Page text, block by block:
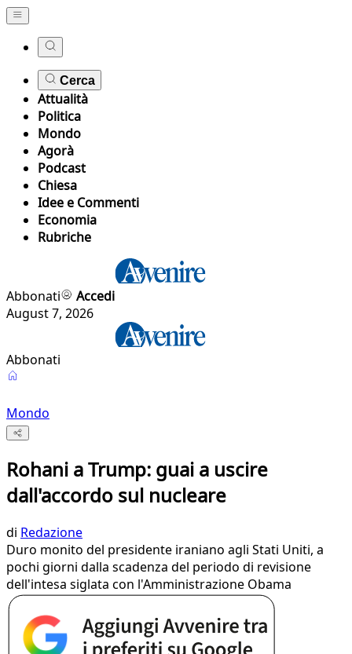
Cerca
Attualità
Politica
Mondo
Agorà
Podcast
Chiesa
Idee e Commenti
Economia
Rubriche
Abbonati
Accedi
August 7, 2026
Abbonati
Mondo
Rohani a Trump: guai a uscire
dall'accordo sul nucleare
di Redazione
Duro monito del presidente iraniano agli Stati Uniti, a
pochi giorni dalla scadenza del periodo di revisione
dell'intesa siglata con l'Amministrazione Obama